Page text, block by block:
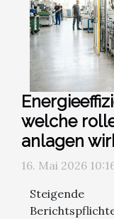
welche
anlagen
16. Mai 2026
Steigende